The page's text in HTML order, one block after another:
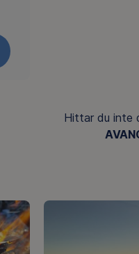
Hittar du inte